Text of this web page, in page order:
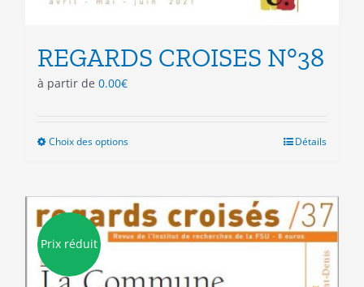
REGARDS CROISES N°38
à partir de 0.00€
Choix des optionsCe
plusieurs
variations.
Les
Détails
Prix réduit